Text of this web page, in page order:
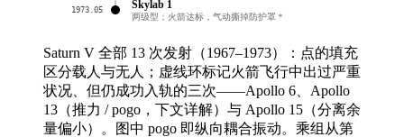
1973.05 Skylab 1
两级型；火箭达标，气动撕掉防护罩＊
Saturn V 全部 13 次发射（1967–1973）：点的填充
区分载人与无人；虚线环标记火箭飞行中出过严重
状况、但仍成功入轨的三次——Apollo 6、Apollo
13（推力 / pogo，下文详解）与 Apollo 15（分离余
量偏小）。图中 pogo 即纵向耦合振动。乘组从第